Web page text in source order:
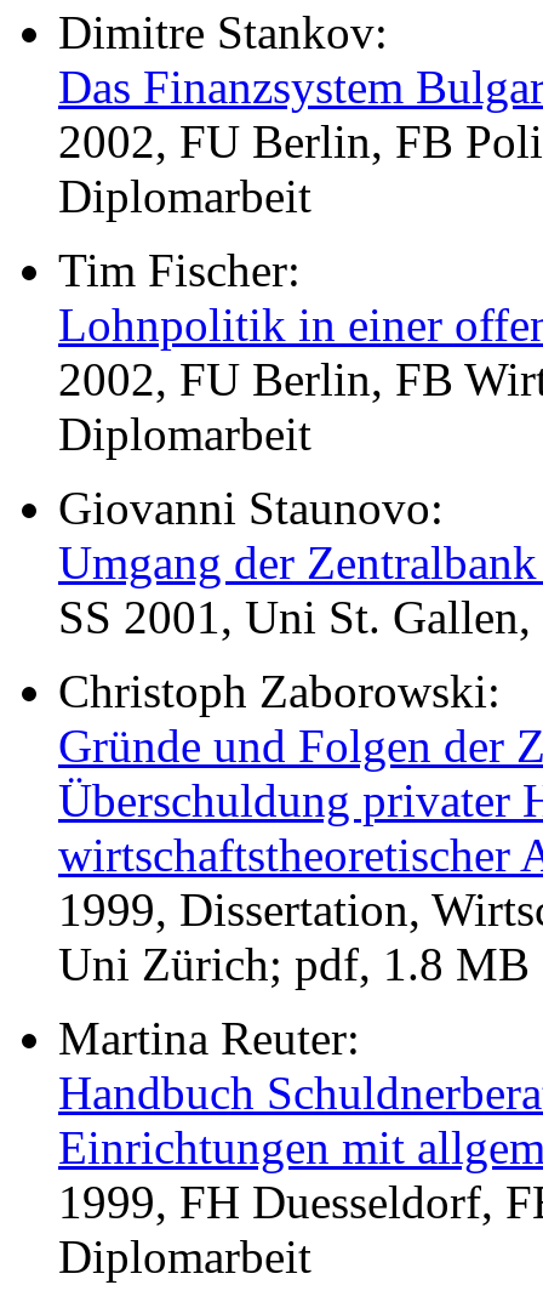
Dimitre Stankov:
Das Finanzsystem
2002, FU Berlin, FB
Diplomarbeit
Tim Fischer:
Lohnpolitik in einer
2002, FU Berlin, FB
Diplomarbeit
Giovanni Staunovo:
Umgang der
SS 2001, Uni St.
Christoph Zaborowski:
Gründe und Folgen der
Überschuldung privater
wirtschaftstheoretischer
1999, Dissertation,
Uni Zürich; pdf, 1.8 MB
Martina Reuter:
Handbuch
Einrichtungen mit
1999, FH Duesseldorf,
Diplomarbeit